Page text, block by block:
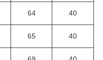
64 40
65 40